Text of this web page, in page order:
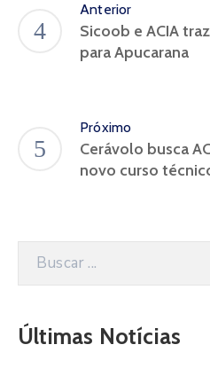
Anterior
Sicoob e ACIA
para Apucarana
Próximo
Cerávolo busca
novo curso
Últimas Notícias